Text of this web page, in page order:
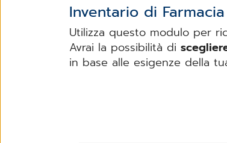
Inventario di Farmacia
Utilizza questo modulo per
Avrai la possibilità di
in base alle esigenze della